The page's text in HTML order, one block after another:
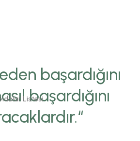
başardığını
başardığını
Listesi